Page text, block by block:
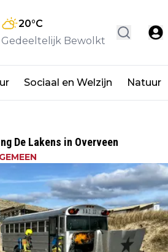
20°C
Gedeeltelijk Bewolkt
Sociaal en Welzijn Natuur
De Lakens in Overveen